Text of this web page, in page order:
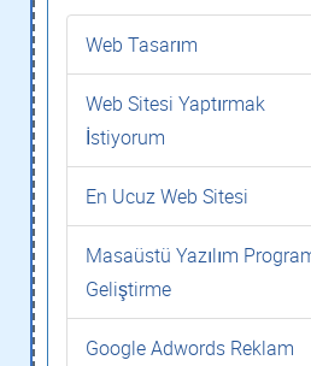
Web Tasarım
Web Sitesi Yaptırmak
İstiyorum
En Ucuz Web Sitesi
Masaüstü Yazılım
Geliştirme
Google Adwords Reklam